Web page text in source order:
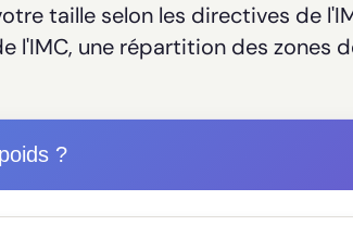
taille selon les directives de
l'IMC, une répartition des zones
?